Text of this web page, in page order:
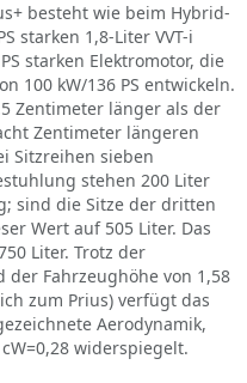
besteht wie beim Hybrid-
starken 1,8-Liter VVT-i
starken Elektromotor, die
100 kW/136 PS entwickeln.
Zentimeter länger als der
Zentimeter längeren
Sitzreihen sieben
stehen 200 Liter
sind die Sitze der dritten
Wert auf 505 Liter. Das
Liter. Trotz der
Fahrzeughöhe von 1,58
zum Prius) verfügt das
Aerodynamik,
widerspiegelt.